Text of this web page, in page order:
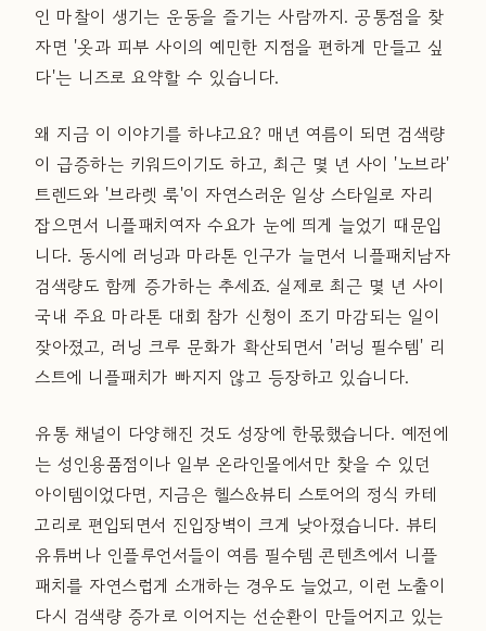
인 마찰이 생기는 운동을 즐기는 사람까지. 공통점을 찾
자면 '옷과 피부 사이의 예민한 지점을 편하게 만들고 싶
다'는 니즈로 요약할 수 있습니다.
왜 지금 이 이야기를 하냐고요? 매년 여름이 되면 검색량
이 급증하는 키워드이기도 하고, 최근 몇 년 사이 '노브라'
트렌드와 '브라렛 룩'이 자연스러운 일상 스타일로 자리
잡으면서 니플패치여자 수요가 눈에 띄게 늘었기 때문입
니다. 동시에 러닝과 마라톤 인구가 늘면서 니플패치남자
검색량도 함께 증가하는 추세죠. 실제로 최근 몇 년 사이
국내 주요 마라톤 대회 참가 신청이 조기 마감되는 일이
잦아졌고, 러닝 크루 문화가 확산되면서 '러닝 필수템' 리
스트에 니플패치가 빠지지 않고 등장하고 있습니다.
유통 채널이 다양해진 것도 성장에 한몫했습니다. 예전에
는 성인용품점이나 일부 온라인몰에서만 찾을 수 있던
아이템이었다면, 지금은 헬스&뷰티 스토어의 정식 카테
고리로 편입되면서 진입장벽이 크게 낮아졌습니다. 뷰티
유튜버나 인플루언서들이 여름 필수템 콘텐츠에서 니플
패치를 자연스럽게 소개하는 경우도 늘었고, 이런 노출이
다시 검색량 증가로 이어지는 선순환이 만들어지고 있는